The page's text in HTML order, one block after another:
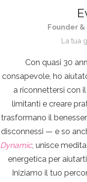
Founder &
La tua
Con quasi 30
consapevole, ho
a riconnettersi con
limitanti e creare
trasformano il
disconnessi — e so
Dynamic, unisce
energetica per
Iniziamo il tuo